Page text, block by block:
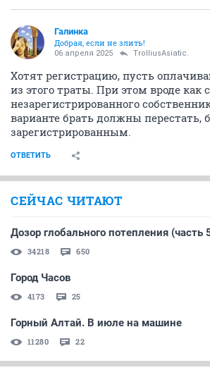
Галинка
Добрая, если не злить!
06 апреля 2025 TrolliusAsiatic.
Хотят регистрацию, пусть
из этого траты. При этом вроде как с
незарегистрированного
варианте брать должны перестать,
зарегистрированным.
ОТВЕТИТЬ
СЕЙЧАС ЧИТАЮТ
Дозор глобального потепления (часть
34218 650
Город Часов
4173 25
Горный Алтай. В июле на машине
11280 22